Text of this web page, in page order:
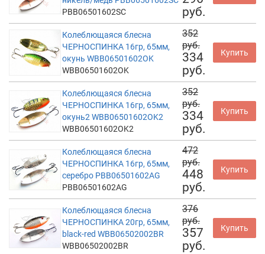
PBB06501602SC
руб.
Колеблющаяся блесна
ЧЕРНОСПИНКА 16гр, 65мм,
окунь WBB06501602OK
WBB06501602OK
352
руб.
334
руб.
Купить
Колеблющаяся блесна
ЧЕРНОСПИНКА 16гр, 65мм,
окунь2 WBB06501602OK2
WBB06501602OK2
352
руб.
334
руб.
Купить
Колеблющаяся блесна
ЧЕРНОСПИНКА 16гр, 65мм,
серебро PBB06501602AG
PBB06501602AG
472
руб.
448
руб.
Купить
Колеблющаяся блесна
ЧЕРНОСПИНКА 20гр, 65мм,
black-red WBB06502002BR
WBB06502002BR
376
руб.
357
руб.
Купить